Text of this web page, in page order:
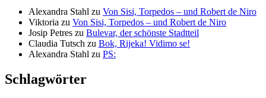
Alexandra Stahl zu Von Sisi, Torpedos – und Robert de Niro
Viktoria zu Von Sisi, Torpedos – und Robert de Niro
Josip Petres zu Bulevar, der schönste Stadtteil
Claudia Tutsch zu Bok, Rijeka! Vidimo se!
Alexandra Stahl zu PS:
Schlagwörter